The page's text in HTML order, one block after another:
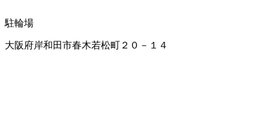
駐輪場
大阪府岸和田市春木若松町２０－１４